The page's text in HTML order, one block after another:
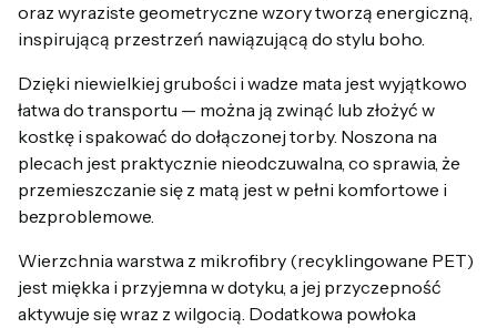
oraz wyraziste geometryczne wzory tworzą energiczną,
inspirującą przestrzeń nawiązującą do stylu boho.
Dzięki niewielkiej grubości i wadze mata jest wyjątkowo
łatwa do transportu — można ją zwinąć lub złożyć w
kostkę i spakować do dołączonej torby. Noszona na
plecach jest praktycznie nieodczuwalna, co sprawia, że
przemieszczanie się z matą jest w pełni komfortowe i
bezproblemowe.
Wierzchnia warstwa z mikrofibry (recyklingowane PET)
jest miękka i przyjemna w dotyku, a jej przyczepność
aktywuje się wraz z wilgocią. Dodatkowa powłoka